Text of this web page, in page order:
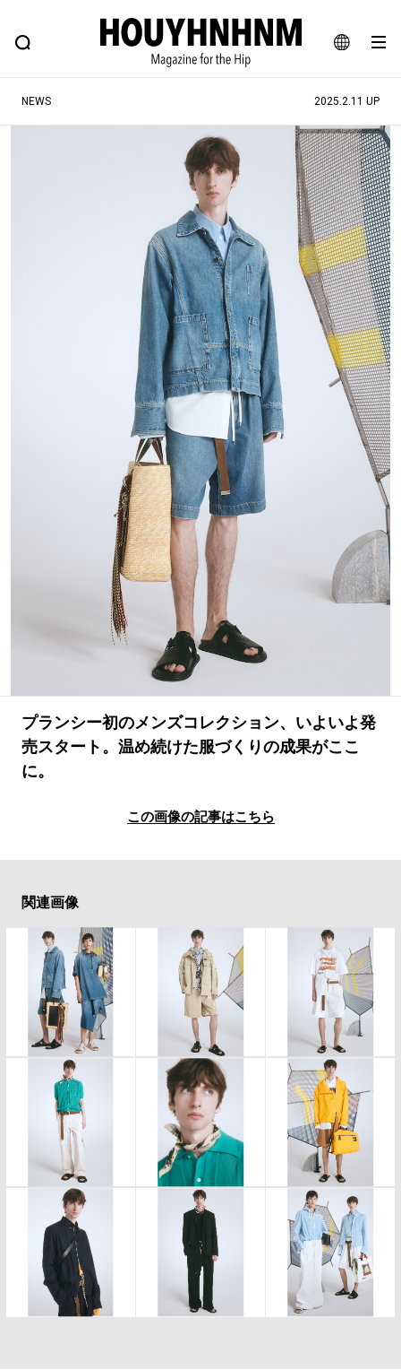
JA
EN
FEATURE BLOG SNAP
ヒップなファッション、カルチャー、ライフスタイルWEBマガジン
#憧れの逸品
#ESSENTIAL DESIGNS #古着サミット
#マイナーグッド図鑑
#路地裏てぃーん。 #MONTHLY JOURNAL
#GH 銘品の所以 #フイナムのYouTube
#FOCUS IT #AH.H
#FASHION #MUSIC
#SNEAKER #OUTDOOR
#HANDSOME HANDBOOK
NEWS 2025.2.11 UP
プランシー初のメンズコレクション、いよいよ発
売スタート。温め続けた服づくりの成果がここ
に。
この画像の記事はこちら
関連画像